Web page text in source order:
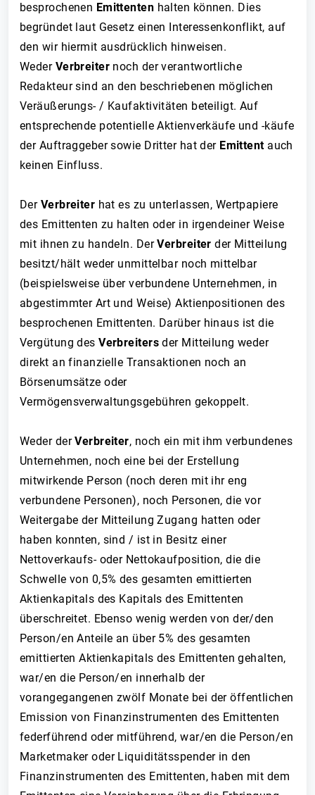
besprochenen Emittenten halten können. Dies
begründet laut Gesetz einen Interessenkonflikt, auf
den wir hiermit ausdrücklich hinweisen.
Weder Verbreiter noch der verantwortliche
Redakteur sind an den beschriebenen möglichen
Veräußerungs- / Kaufaktivitäten beteiligt. Auf
entsprechende potentielle Aktienverkäufe und -käufe
der Auftraggeber sowie Dritter hat der Emittentauch
keinen Einfluss.
Der Verbreiter hat es zu unterlassen, Wertpapiere
des Emittenten zu halten oder in irgendeiner Weise
mit ihnen zu handeln. DerVerbreiter der Mitteilung
besitzt/hält weder unmittelbar noch mittelbar
(beispielsweise über verbundene Unternehmen, in
abgestimmter Art und Weise) Aktienpositionen des
besprochenen Emittenten. Darüber hinaus ist die
Vergütung desVerbreiters der Mitteilung weder
direkt an finanzielle Transaktionen noch an
Börsenumsätze oder
Vermögensverwaltungsgebühren gekoppelt.
Weder derVerbreiter, noch ein mit ihm verbundenes
Unternehmen, noch eine bei der Erstellung
mitwirkende Person (noch deren mit ihr eng
verbundene Personen), noch Personen, die vor
Weitergabe der Mitteilung Zugang hatten oder
haben konnten, sind / ist in Besitz einer
Nettoverkaufs- oder Nettokaufposition, die die
Schwelle von 0,5% des gesamten emittierten
Aktienkapitals des Kapitals des Emittenten
überschreitet. Ebenso wenig werden von der/den
Person/en Anteile an über 5% des gesamten
emittierten Aktienkapitals des Emittenten gehalten,
war/en die Person/en innerhalb der
vorangegangenen zwölf Monate bei der öffentlichen
Emission von Finanzinstrumenten des Emittenten
federführend oder mitführend, war/en die Person/en
Marketmaker oder Liquiditätsspender in den
Finanzinstrumenten des Emittenten, haben mit dem